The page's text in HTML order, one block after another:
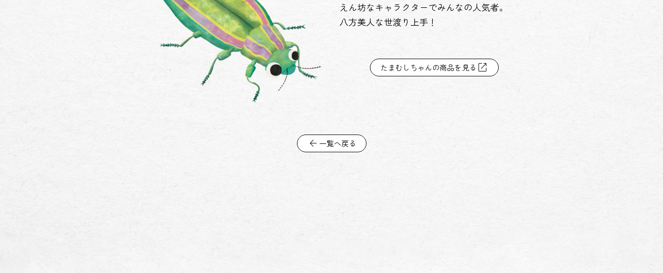
えん坊なキャラクターでみんなの人気者。
八方美人な世渡り上手！
たまむしちゃんの商品を見る open_in_new
arrow_back 一覧へ戻る